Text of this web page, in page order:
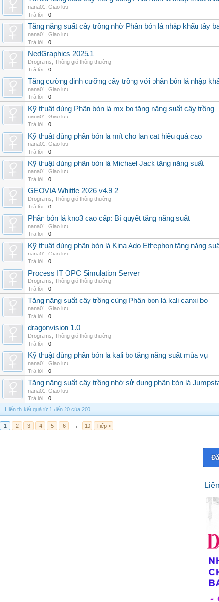
nana01
Giao lưu
Trả lời:
0
Tăng năng suất cây trồng nhờ Phân bón lá nhập khẩu tây
nana01
Giao lưu
Trả lời:
0
NedGraphics 2025.1
Drograms Thông gió thông thường
Trả lời:
0
Tăng cường dinh dưỡng cây trồng với phân bón lá nhập
nana01
Giao lưu
Trả lời:
0
Kỹ thuật dùng Phân bón lá mx bo tăng năng suất cây trồng
nana01
Giao lưu
Trả lời:
0
Kỹ thuật dùng phân bón lá mít cho lan đạt hiệu quả cao
nana01
Giao lưu
Trả lời:
0
Kỹ thuật dùng phân bón lá Michael Jack tăng năng suất
nana01
Giao lưu
Trả lời:
0
GEOVIA Whittle 2026 v4.9 2
Drograms Thông gió thông thường
Trả lời:
0
Phân bón lá kno3 cao cấp: Bí quyết tăng năng suất
nana01
Giao lưu
Trả lời:
0
Kỹ thuật dùng phân bón lá Kina Ado Ethephon tăng năng
nana01
Giao lưu
Trả lời:
0
Process IT OPC Simulation Server
Drograms Thông gió thông thường
Trả lời:
0
Tăng năng suất cây trồng cùng Phân bón lá kali canxi bo
nana01
Giao lưu
Trả lời:
0
dragonvision 1.0
Drograms Thông gió thông thường
Trả lời:
0
Kỹ thuật dùng phân bón lá kali bo tăng năng suất mùa vụ
nana01
Giao lưu
Trả lời:
0
Tăng năng suất cây trồng nhờ sử dụng phân bón lá
nana01
Giao lưu
Trả lời:
0
Hiển thị kết quả từ 1 đến 20 của 200
1 2 3 4 5 6 → 10 Tiếp >